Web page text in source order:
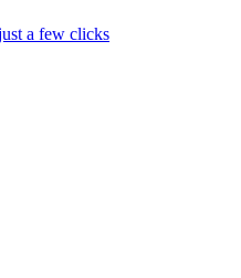
a few clicks